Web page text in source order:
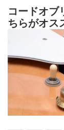
コードオブ
ちらがオス